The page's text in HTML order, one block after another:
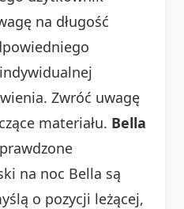
na długość
Zwróć uwagę
materiału. Bella
na noc Bella są
o pozycji leżącej,